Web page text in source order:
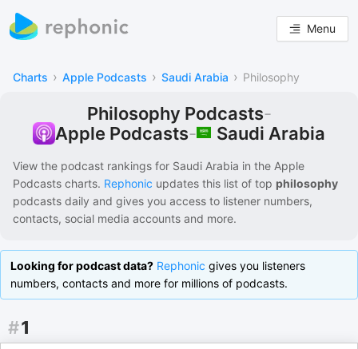
Menu
Charts › Apple Podcasts › Saudi Arabia › Philosophy
Philosophy Podcasts-
Apple Podcasts- Saudi Arabia
View the podcast rankings for Saudi Arabia in the Apple
Podcasts charts. Rephonic updates this list of top philosophy
podcasts daily and gives you access to listener numbers,
contacts, social media accounts and more.
Looking for podcast data? Rephonic gives you listeners
numbers, contacts and more for millions of podcasts.
#1